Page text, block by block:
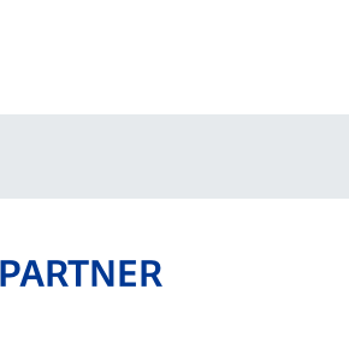
PARTNER